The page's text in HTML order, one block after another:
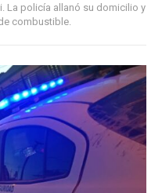
La policía allanó su domicilio y
combustible.